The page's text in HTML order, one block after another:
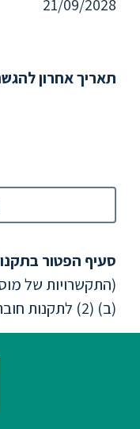
ללימודי
הקדם
לימודי
חוץ
והמשך
מתעניינים
21/09/2028
תאריך אחרון
סעיף הפטור
(ב) (2) לתקנות חובת המכרזים תש"ע - 2010